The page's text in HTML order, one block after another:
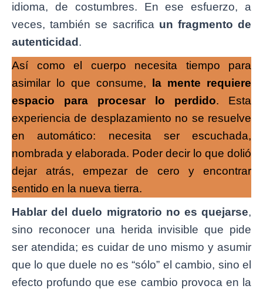
idioma, de costumbres. En ese esfuerzo, a
veces, también se sacrifica un fragmento de
autenticidad .
Así como el cuerpo necesita tiempo para
asimilar lo que consume,
la mente requiere
espacio para procesar lo perdido. Esta
experiencia de desplazamiento no se resuelve
en automático: necesita ser escuchada,
nombrada y elaborada. Poder decir lo que dolió
dejar atrás, empezar de cero y encontrar
sentido en la nueva tierra.
Hablar del duelo migratorio no es quejarse,
sino reconocer una herida invisible que pide
ser atendida; es cuidar de uno mismo y asumir
que lo que duele no es “sólo” el cambio, sino el
efecto profundo que ese cambio provoca en la